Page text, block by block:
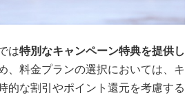
は特別なキャンペーン特典を提供し
、料金プランの選択においては、キ
的な割引やポイント還元を考慮する